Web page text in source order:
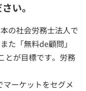
い。
の社会労務士法人で
た「無料de顧問」
とが目標です。労務
ーケットをセグメ